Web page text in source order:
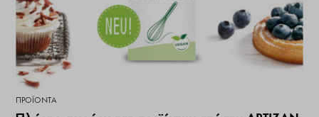
ΠΡΟΪΌΝΤΑ